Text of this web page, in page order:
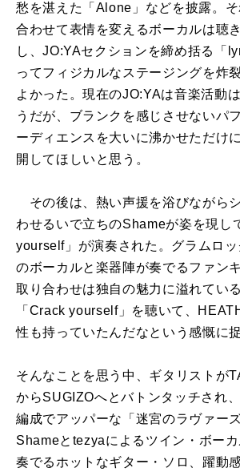
愁を湛えた「Alone」などを披露。
合わせて表情を変えるボーカルは聴
し、JO:YAセクションを締め括る「
ってフィジカルなステージングを炸
よかった。現在のJO:YAは音楽活動
うだが、ブランクを感じさせないパ
ーディエンスを大いに沸かせただけ
開してほしいと思う。
その後は、熱い声援を浴びながら
わせるいで立ちのShameが姿を現し
yourself」が演奏された。グラムロ
のボーカルと楽器陣が奏でるファン
取り合わせは独自の魅力に溢れてい
「Crack yourself」を聴いて、
性も持っていたんだなという感慨に
そんなことを思う中、ギタリストが
からSUGIZOへとバトンタッチされ
編成でアッパーな「迷宮のラヴァー
Shameとtezyaによるツイン・ボー
奏でるホットなギター・ソロ、躍動